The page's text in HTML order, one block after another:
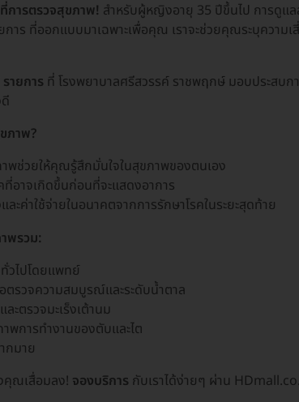
การตรวจสุขภาพ! สำหรับผู้หญิงอายุ 35 ปีขึ้นไป การดูแ
าร ที่ออกแบบมาเฉพาะเพื่อคุณ เราจะช่วยคุณระบุความ
ายการ ที่ โรงพยาบาลศรีสวรรค์ ราชพฤกษ์ มอบประส
ภาพ?
พช่วยให้คุณรู้สึกมั่นใจในสุขภาพของตนเอง
อาจเกิดขึ้นก่อนที่จะแสดงอาการ
ละค่าใช้จ่ายในอนาคตจากการรักษาโรคในระยะสุดท้าย
พรวม:
วไปโดยแพทย์
ตรวจความสมบูรณ์และระดับน้ำตาล
ะตรวจมะเร็งเต้านม
พการทำงานของตับและไต
กมาย
คุณเสื่อมลง! จองบริการ กับเราได้ง่ายๆ ผ่าน